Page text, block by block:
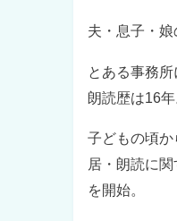
夫・息子・娘
とある事務
朗読歴は16年
子どもの頃
居・朗読に
を開始。